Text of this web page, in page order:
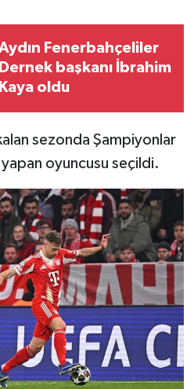
Fenerbahçeliler
Dernek başkanı İbrahim
Kaya oldu
sezonda Şampiyonlar
yapan oyuncusu seçildi.